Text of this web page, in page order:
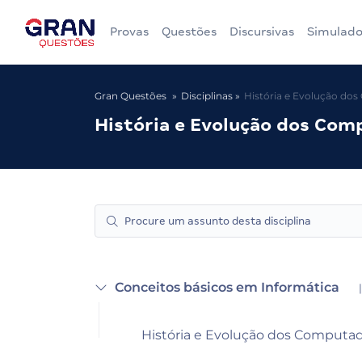
Provas Questões Discursivas
Gran Questões Disciplinas História e Evolução
História e Evolução dos
Conceitos básicos em Informática |
História e Evolução dos